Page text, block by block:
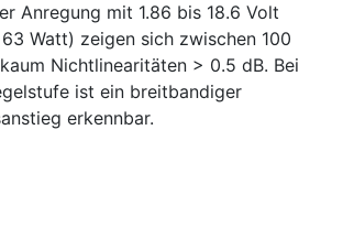
Anregung mit 1.86 bis 18.6 Volt
Watt) zeigen sich zwischen 100
Nichtlinearitäten > 0.5 dB. Bei
ist ein breitbandiger
erkennbar.